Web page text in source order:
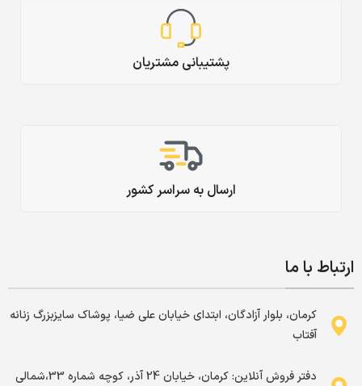
پشتیبانی مشتریان
ارسال به سراسر کشور
ارتباط با ما
کرمان، بلوار آزادگان، ابتدای خیابان علی ضیا، پوشاک سایزبزرگ زنانه
آفتاب
دفتر فروش آنلاین: کرمان، خیابان 24 آذر، کوچه شماره 33،شمالی